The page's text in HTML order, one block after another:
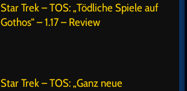
Star Trek – TOS: „Tödliche Spiele auf
Gothos“ – 1.17 – Review
Star Trek – TOS: „Ganz neue